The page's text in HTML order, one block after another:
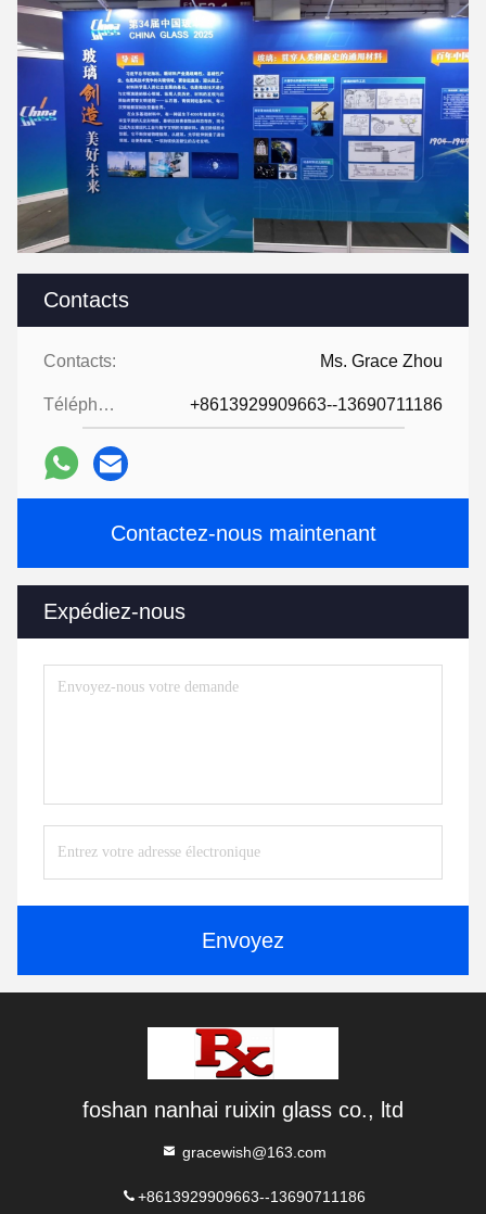
Contacts
Contacts: Ms. Grace Zhou
Téléphone: +8613929909663--13690711186
Contactez-nous maintenant
Expédiez-nous
Envoyez
foshan nanhai ruixin glass co., ltd
gracewish@163.com
+8613929909663--13690711186